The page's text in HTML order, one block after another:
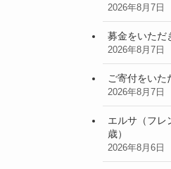
2026年8月7日
募金をいただ
2026年8月7日
ご寄付をいた
2026年8月7日
エルサ（フ
歳）
2026年8月6日